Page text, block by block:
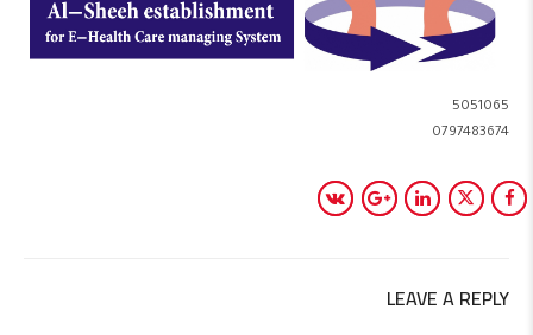
5051065
0797483674
LEAVE A REPLY